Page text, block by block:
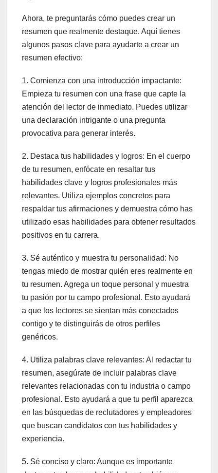
Ahora, te preguntarás cómo puedes crear un
resumen que realmente destaque. Aquí tienes
algunos pasos clave para ayudarte a crear un
resumen efectivo:
1. Comienza con una introducción impactante:
Empieza tu resumen con una frase que capte la
atención del lector de inmediato. Puedes utilizar
una declaración intrigante o una pregunta
provocativa para generar interés.
2. Destaca tus habilidades y logros: En el cuerpo
de tu resumen, enfócate en resaltar tus
habilidades clave y logros profesionales más
relevantes. Utiliza ejemplos concretos para
respaldar tus afirmaciones y demuestra cómo has
utilizado esas habilidades para obtener resultados
positivos en tu carrera.
3. Sé auténtico y muestra tu personalidad: No
tengas miedo de mostrar quién eres realmente en
tu resumen. Agrega un toque personal y muestra
tu pasión por tu campo profesional. Esto ayudará
a que los lectores se sientan más conectados
contigo y te distinguirás de otros perfiles
genéricos.
4. Utiliza palabras clave relevantes: Al redactar tu
resumen, asegúrate de incluir palabras clave
relevantes relacionadas con tu industria o campo
profesional. Esto ayudará a que tu perfil aparezca
en las búsquedas de reclutadores y empleadores
que buscan candidatos con tus habilidades y
experiencia.
5. Sé conciso y claro: Aunque es importante